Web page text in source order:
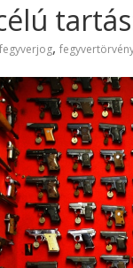
fegyverjog,